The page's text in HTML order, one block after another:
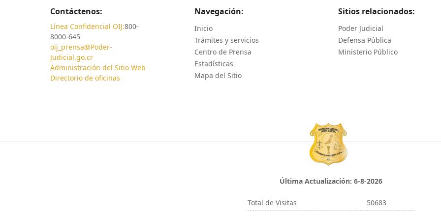
Contáctenos:
Línea Confidencial OIJ:800-
8000-645
oij_prensa@Poder-
Judicial.go.cr
Administración del Sitio Web
Directorio de oficinas
Navegación:
Inicio
Trámites y servicios
Centro de Prensa
Estadísticas
Mapa del Sitio
Sitios relacionados:
Poder Judicial
Defensa Pública
Ministerio Público
Última Actualización: 6-8-2026
Total de Visitas 50683